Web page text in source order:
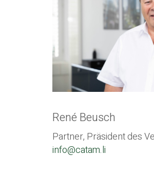
René Beusch
Partner, Präsident des
info@catam.li